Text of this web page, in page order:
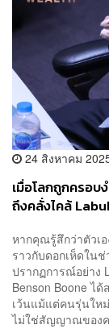
24 สิงหาคม
เมื่อโลกถูกครอบ
ถึงคลั่งไคล้
หากคุณรู้สึกว่าตัวเ
ราวกับดอกเห็ดใน
ปรากฏการณ์อย่าง
Benson Boone ไ
เว้นแม้แต่คนรุ่นให
ไม่ใช่สัญญาณของ